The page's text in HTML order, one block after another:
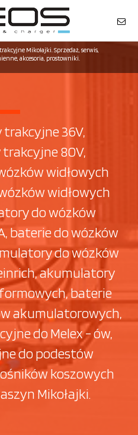
Mikołajki. Sprzedaż, serwis,
akcesoria, prostowniki.
36V,
80V,
widłowych
widłowych
do wózków
baterie do wózków
do wózków
akumulatory
baterie
akumulatorowych,
do Melex - ów,
do podestów
koszowych
Mikołajki.